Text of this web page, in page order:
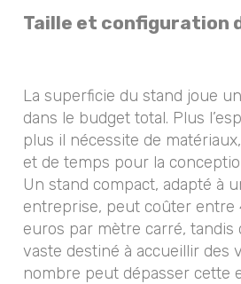
Taille et configuration
La superficie du stand joue
dans le budget total. Plus
plus il nécessite de
et de temps pour la
Un stand compact, adapté à
entreprise, peut coûter entre
euros par mètre carré, tandis
vaste destiné à accueillir des
nombre peut dépasser cette